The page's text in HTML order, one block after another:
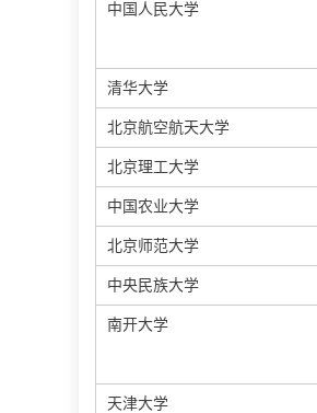
中国人民大学
清华大学
北京航空航天大学
北京理工大学
中国农业大学
北京师范大学
中央民族大学
南开大学
天津大学